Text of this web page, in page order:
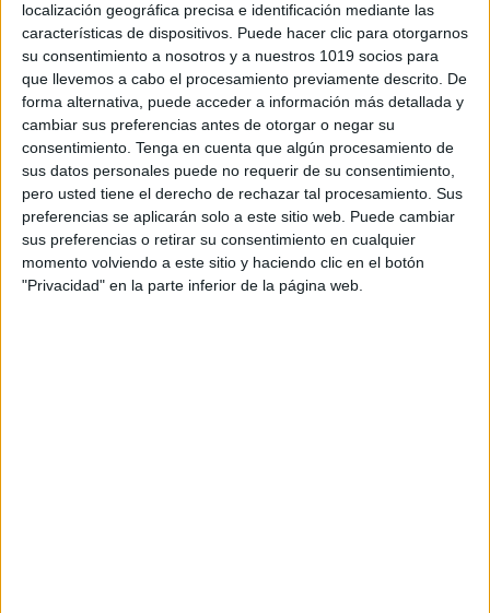
localización geográfica precisa e identificación mediante las
características de dispositivos. Puede hacer clic para otorgarnos
su consentimiento a nosotros y a nuestros 1019 socios para
que llevemos a cabo el procesamiento previamente descrito. De
forma alternativa, puede acceder a información más detallada y
cambiar sus preferencias antes de otorgar o negar su
consentimiento. Tenga en cuenta que algún procesamiento de
sus datos personales puede no requerir de su consentimiento,
pero usted tiene el derecho de rechazar tal procesamiento. Sus
preferencias se aplicarán solo a este sitio web. Puede cambiar
sus preferencias o retirar su consentimiento en cualquier
momento volviendo a este sitio y haciendo clic en el botón
"Privacidad" en la parte inferior de la página web.